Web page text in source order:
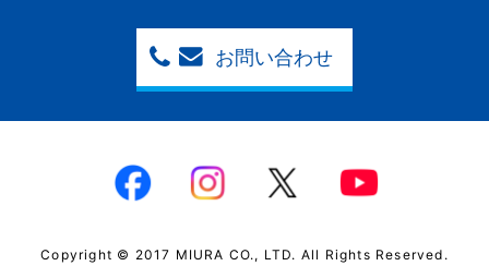
お問い合わせ
Copyright © 2017 MIURA CO., LTD. All Rights Reserved.